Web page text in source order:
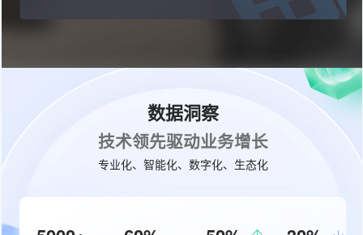
数据洞察
技术领先驱动业务增长
专业化、智能化、数字化、生态化